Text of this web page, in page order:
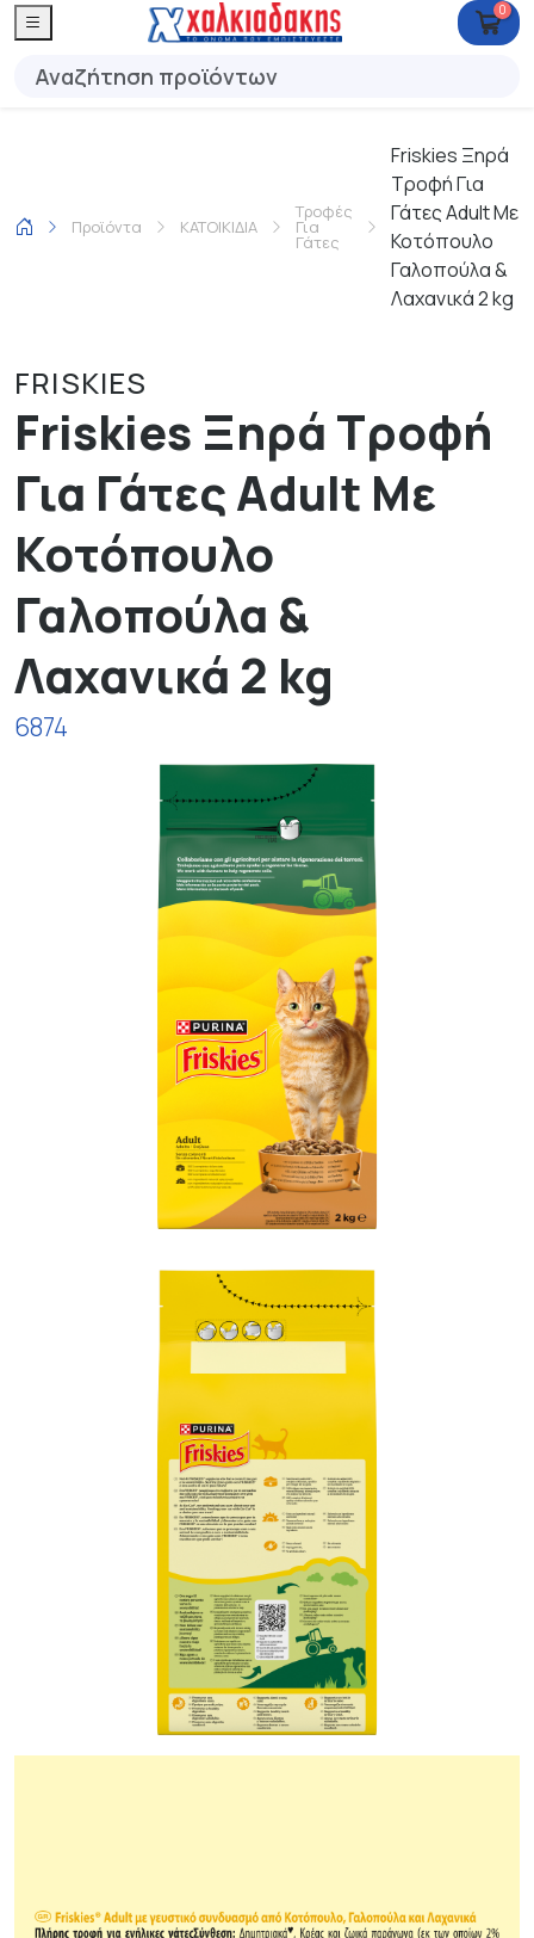
0
Προϊόντα ΚΑΤΟΙΚΙΔΙΑ
Τροφές
Για
Γάτες
Friskies Ξηρά
Τροφή Για
Γάτες Adult Με
Κοτόπουλο
Γαλοπούλα &
Λαχανικά 2 kg
FRISKIES
Friskies Ξηρά Τροφή
Για Γάτες Adult Με
Κοτόπουλο
Γαλοπούλα &
Λαχανικά 2 kg
6874